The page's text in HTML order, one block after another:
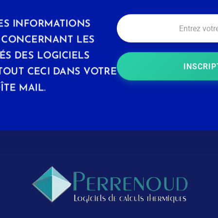
INFORMATIONS
CONCERNANT LES
DES LOGICIELS
CECI DANS VOTRE
MAIL.